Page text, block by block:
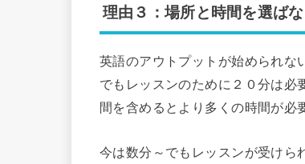
理由３：場所と時間を選ば
英語のアウトプットが始められな
でもレッスンのために２０分は必
間を含めるとより多くの時間が必
今は数分～でもレッスンが受けら